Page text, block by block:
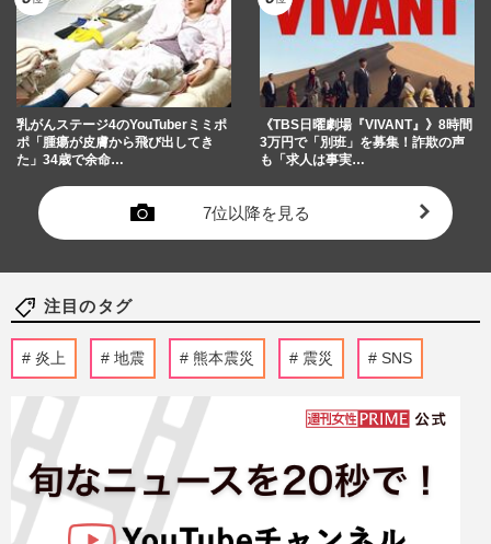
乳がんステージ4のYouTuberミミポ
ポ「腫瘍が皮膚から飛び出してき
た」34歳で余命…
《TBS日曜劇場『VIVANT』》8時間
3万円で「別班」を募集！詐欺の声
も「求人は事実…
7位以降を見る
注目のタグ
炎上 地震 熊本震災 震災 SNS